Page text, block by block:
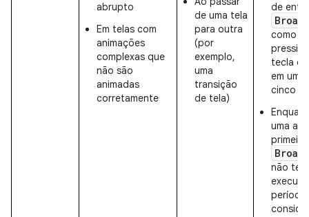
abrupto
Em telas com
animações
complexas que
não são
animadas
corretamente
de uma tela
para outra
(por
exemplo,
uma
transição
de tela)
de
como
tecla
em um
cinco
uma
não